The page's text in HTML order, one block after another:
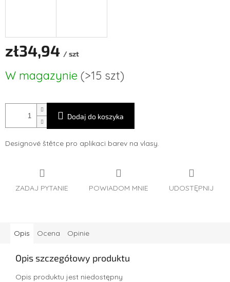
zł34,94 / szt
jednostkowa:
W magazynie (>15 szt)
Dodaj do koszyka
Designové štětce pro aplikaci barev na vlasy.
ZADAJ PYTANIE POWIADOM MNIE UDOSTĘPNIJ
Opis Ocena Opinie
Opis szczegółowy produktu
Opis produktu jest niedostępny